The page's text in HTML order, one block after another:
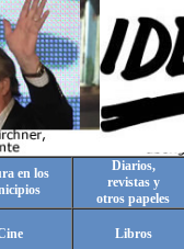
en los
Diarios,
revistas y
otros papeles
Libros